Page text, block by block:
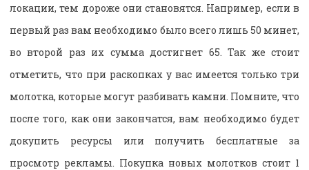
локации, тем дороже они становятся. Например, если в
первый раз вам необходимо было всего лишь 50 минет,
во второй раз их сумма достигнет 65. Так же стоит
отметить, что при раскопках у вас имеется только три
молотка, которые могут разбивать камни. Помните, что
после того, как они закончатся, вам необходимо будет
докупить ресурсы или получить бесплатные за
просмотр рекламы. Покупка новых молотков стоит 1